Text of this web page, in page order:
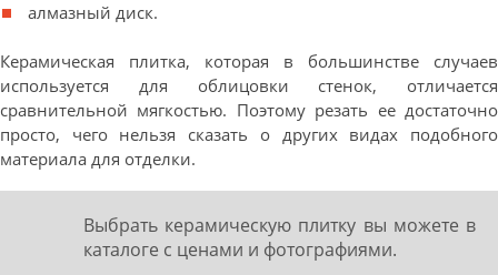
алмазный диск.
Керамическая плитка, которая в большинстве случаев
используется для облицовки стенок, отличается
сравнительной мягкостью. Поэтому резать ее достаточно
просто, чего нельзя сказать о других видах подобного
материала для отделки.
Выбрать керамическую плитку вы можете в
каталоге с ценами и фотографиями.